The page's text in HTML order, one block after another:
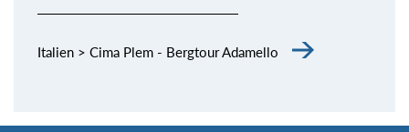
Italien > Cima Plem - Bergtour Adamello